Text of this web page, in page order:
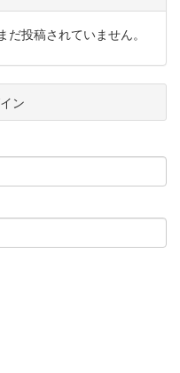
投稿されていません。
ン